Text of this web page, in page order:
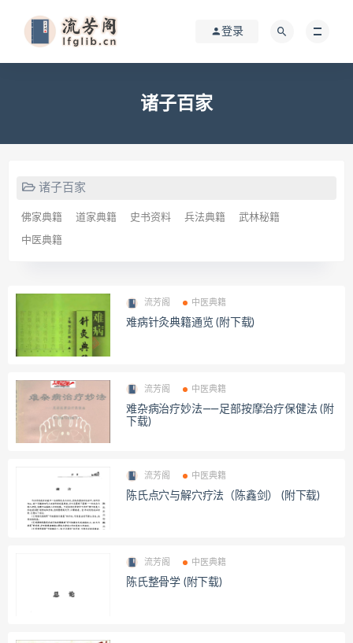
登录
诸子百家
诸子百家
佛家典籍 道家典籍 史书资料 兵法典籍 武林秘籍
中医典籍
流芳阁 中医典籍
难病针灸典籍通览 (附下载)
流芳阁 中医典籍
难杂病治疗妙法——足部按摩治疗保健法 (附
下载)
流芳阁 中医典籍
陈氏点穴与解穴疗法（陈鑫剑） (附下载)
流芳阁 中医典籍
陈氏整骨学 (附下载)